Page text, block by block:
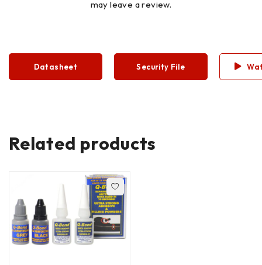
may leave a review.
Datasheet Security File
Related products